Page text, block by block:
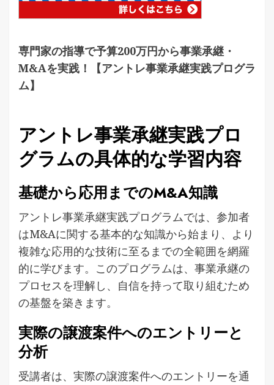
専門家の指導で予算200万円から事業承継・
M&Aを実践！【アントレ事業承継実践プログラ
ム】
アントレ事業承継実践プロ
グラムの具体的な学習内容
基礎から応用までのM&A知識
アントレ事業承継実践プログラムでは、参加者
はM&Aに関する基本的な知識から始まり、より
複雑な応用的な技術に至るまでの全範囲を網羅
的に学びます。このプログラムは、事業承継の
プロセスを理解し、自信を持って取り組むため
の基盤を築きます。
実際の譲渡案件へのエントリーと
分析
受講者は、実際の譲渡案件へのエントリーを通